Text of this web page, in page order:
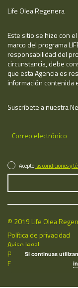
Life Olea Regenera
Este sitio se hizo con
marco del programa
responsabilidad del
circunstancia, debe
que esta Agencia es
información contenida
Suscríbete a nuestra
Aceptolas condiciones y
© 2019 Life Olea
Política de privacidad
Aviso legal
Política de cookies
Fecha de última
Si continuas